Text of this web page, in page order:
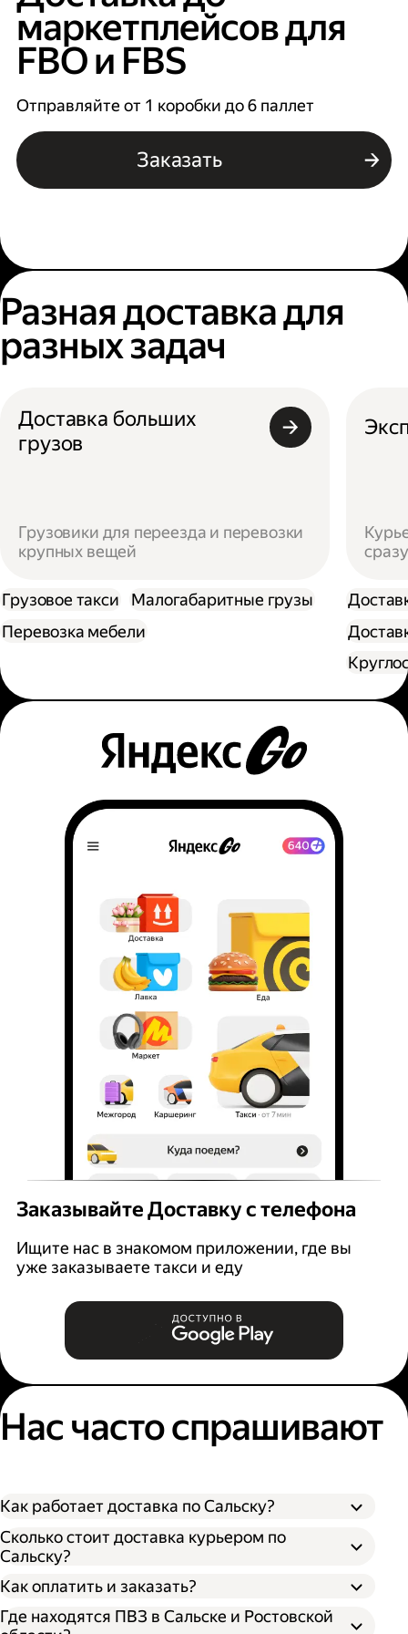
маркетплейсов для
FBO и FBS
Отправляйте от 1 коробки до 6 паллет
Заказать
Разная доставка для
разных задач
Доставка больших
грузов
Грузовики для переезда и перевозки
крупных вещей
Грузовое такси
Малогабаритные грузы
Перевозка мебели
Заказывайте Доставку с телефона
Ищите нас в знакомом приложении, где вы
уже заказываете такси и еду
Нас часто спрашивают
Как работает доставка по Сальску?
Оформите доставку в приложении Яндекс
Доставки.
Сколько стоит доставка курьером по
Сальску?
Как оплатить и заказать?
Где находятся ПВЗ в Сальске и Ростовской